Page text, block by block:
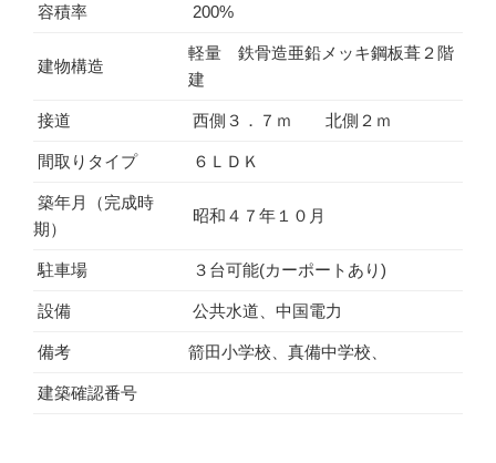
容積率 200%
建物構造
軽量 鉄骨造亜鉛メッキ鋼板葺２階
建
接道 西側３．７ｍ 北側２ｍ
間取りタイプ ６ＬＤＫ
築年月（完成時
期）
昭和４７年１０月
駐車場 ３台可能(カーポートあり)
設備 公共水道、中国電力
備考 箭田小学校、真備中学校、
建築確認番号